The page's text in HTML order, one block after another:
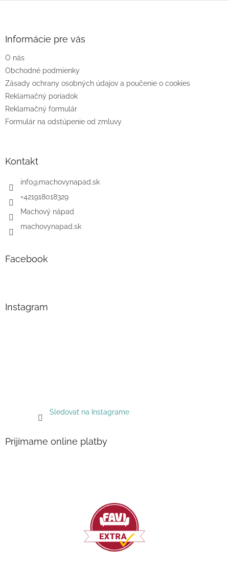
e
Informácie pre vás
O nás
Obchodné podmienky
Zásady ochrany osobných údajov a poučenie o cookies
Reklamačný poriadok
Reklamačný formulár
Formulár na odstúpenie od zmluvy
Kontakt
info@machovynapad.sk
+421918018329
Machový nápad
machovynapad.sk
Facebook
Instagram
Sledovať na Instagrame
Prijímame online platby